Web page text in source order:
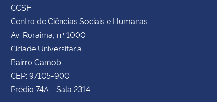
CCSH
Centro de Ciências Sociais e Humanas
Av. Roraima, nº 1000
Cidade Universitária
Bairro Camobi
CEP: 97105-900
Prédio 74A - Sala 2314